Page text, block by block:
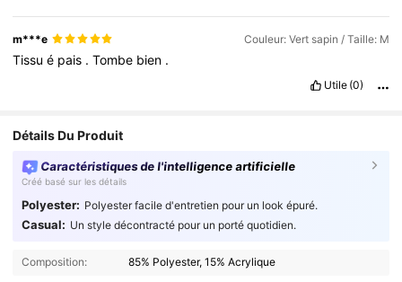
m***e Couleur: Vert sapin / Taille: M
Tissué pais .Tombe bien .
Utile (0)
Détails Du Produit
Caractéristiques de l'intelligence artificielle
Créé basé sur les détails
Polyester: Polyester facile d'entretien pour un look épuré.
Casual: Un style décontracté pour un porté quotidien.
Composition: 85% Polyester, 15% Acrylique